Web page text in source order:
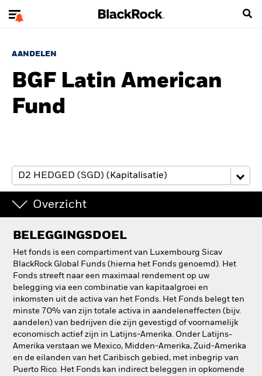
AANDELEN
BGF Latin American
Fund
Overzicht
BELEGGINGSDOEL
Het fonds is een compartiment van Luxembourg Sicav
BlackRock Global Funds (hierna het Fonds genoemd). Het
Fonds streeft naar een maximaal rendement op uw
belegging via een combinatie van kapitaalgroei en
inkomsten uit de activa van het Fonds. Het Fonds belegt ten
minste 70% van zijn totale activa in aandeleneffecten (bijv.
aandelen) van bedrijven die zijn gevestigd of voornamelijk
economisch actief zijn in Latijns-Amerika. Onder Latijns-
Amerika verstaan we Mexico, Midden-Amerika, Zuid-Amerika
en de eilanden van het Caribisch gebied, met inbegrip van
Puerto Rico. Het Fonds kan indirect beleggen in opkomende